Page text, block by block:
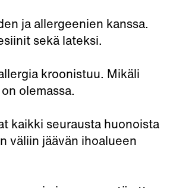
ja allergeenien kanssa.
sekä lateksi.
kroonistuu. Mikäli
olemassa.
kaikki seurausta huonoista
väliin jäävän ihoalueen